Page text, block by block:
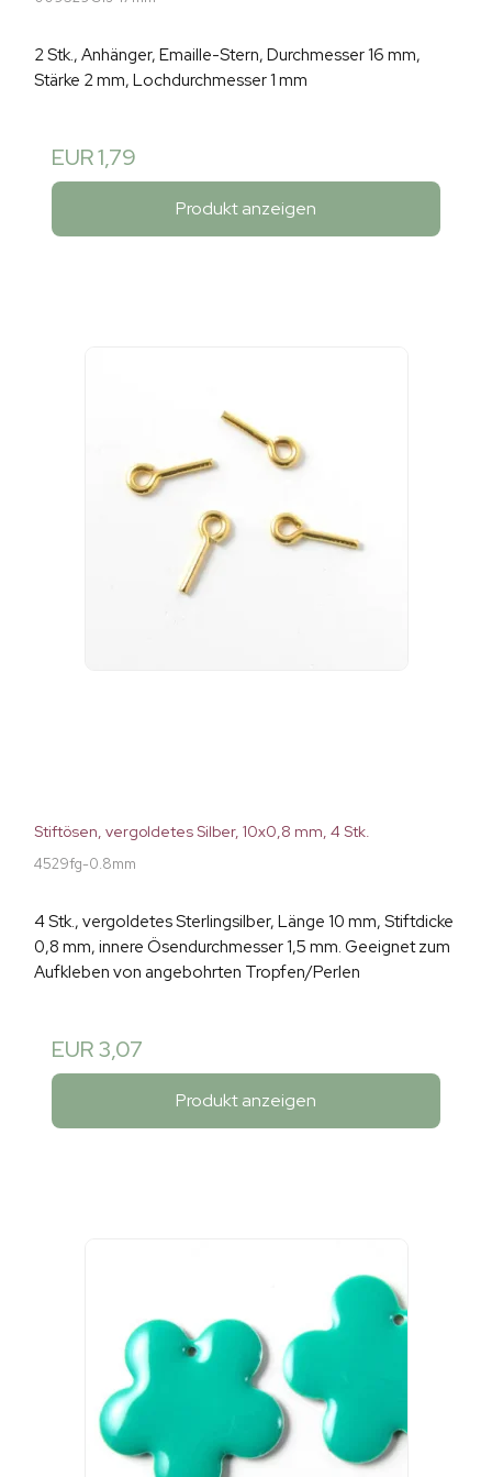
2 Stk., Anhänger, Emaille-Stern, Durchmesser 16 mm,
Stärke 2 mm, Lochdurchmesser 1 mm
EUR 1,79
Produkt anzeigen
Stiftösen, vergoldetes Silber, 10x0,8 mm, 4 Stk.
4529fg-0.8mm
4 Stk., vergoldetes Sterlingsilber, Länge 10 mm, Stiftdicke
0,8 mm, innere Ösendurchmesser 1,5 mm. Geeignet zum
Aufkleben von angebohrten Tropfen/Perlen
EUR 3,07
Produkt anzeigen